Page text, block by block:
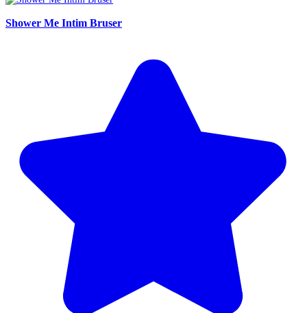
Shower Me Intim Bruser